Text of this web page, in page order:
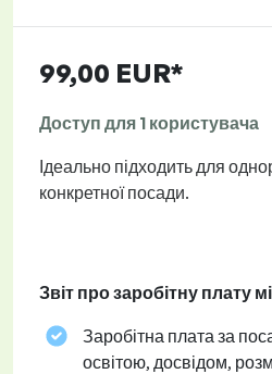
99,00 EUR*
Доступ для 1 користувача
Ідеально підходить для
конкретної посади.
Звіт про заробітну плату
Заробітна плата за
освітою, досвідом,